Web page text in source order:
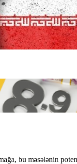
bu məsələnin